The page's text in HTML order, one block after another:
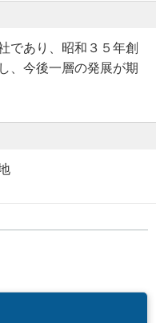
であり、昭和３５年創
、今後一層の発展が期